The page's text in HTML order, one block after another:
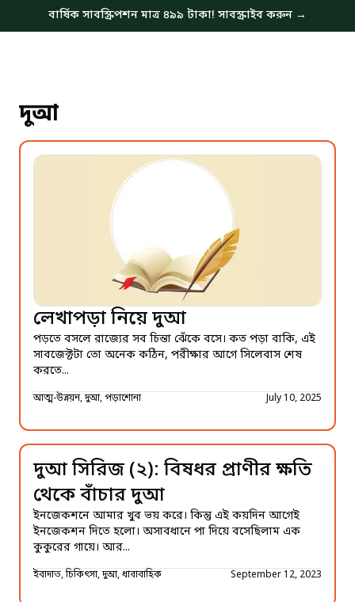
বার্ষিক সাবস্ক্রিপশন মাত্র ৪৯৯ টাকা! সাবস্ক্রাইব করুন →
দুআ
লেখাপড়া নিয়ে দুআ
পড়তে বসলে রাজ্যের সব চিন্তা ঝেঁকে বসে। কত পড়া বাকি, এই
সাবজেক্টটা তো অনেক কঠিন, পরীক্ষার আগে সিলেবাস শেষ
করতে...
আত্ম-উন্নয়ন, দুআ, পড়াশোনা July 10, 2025
দুআ সিরিজ (২): বিষধর প্রাণীর ক্ষতি
থেকে বাঁচার দুআ
ইনজেকশনে আমার খুব ভয় করে। কিন্তু এই কয়দিন আগেই
ইনজেকশন দিতে হলো। অসাবধানে পা দিয়ে বসেছিলাম এক
কুকুরের গায়ে। আর...
ইবাদাত, চিকিৎসা, দুআ, ধারাবাহিক September 12, 2023